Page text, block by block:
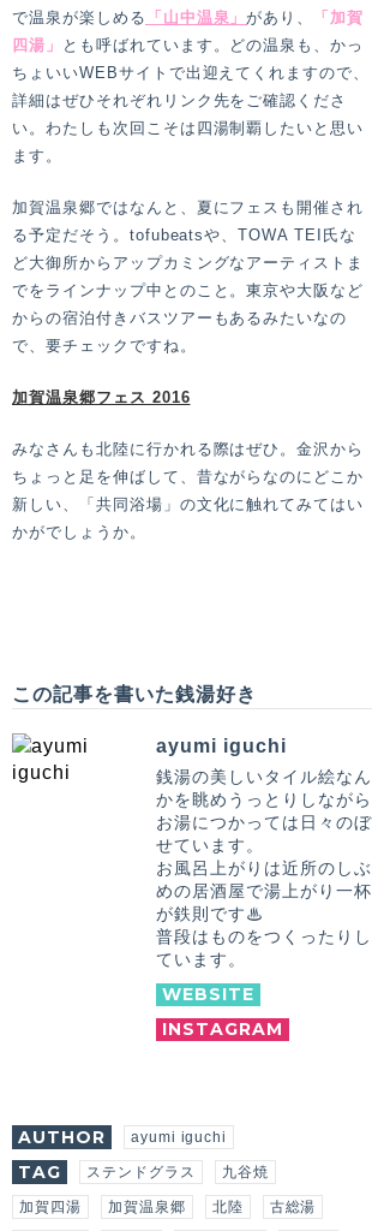
で温泉が楽しめる 「山中温泉」があり、
「加賀
四湯」
とも呼ばれています。どの温泉も、かっ
ちょいいWEBサイトで出迎えてくれますので、
詳細はぜひそれぞれリンク先をご確認くださ
い。わたしも次回こそは四湯制覇したいと思い
ます。
加賀温泉郷ではなんと、夏にフェスも開催され
る予定だそう。tofubeatsや、TOWA TEI氏な
ど大御所からアップカミングなアーティストま
でをラインナップ中とのこと。東京や大阪など
からの宿泊付きバスツアーもあるみたいなの
で、要チェックですね。
加賀温泉郷フェス 2016
みなさんも北陸に行かれる際はぜひ。金沢から
ちょっと足を伸ばして、昔ながらなのにどこか
新しい、「共同浴場」の文化に触れてみてはい
かがでしょうか。
この記事を書いた銭湯好き
ayumi iguchi
銭湯の美しいタイル絵なん
かを眺めうっとりしながら
お湯につかっては日々のぼ
せています。
お風呂上がりは近所のしぶ
めの居酒屋で湯上がり一杯
が鉄則です♨
普段はものをつくったりし
ています。
WEBSITE
INSTAGRAM
AUTHOR ayumi iguchi
TAG ステンドグラス 九谷焼
加賀四湯 加賀温泉郷 北陸 古総湯